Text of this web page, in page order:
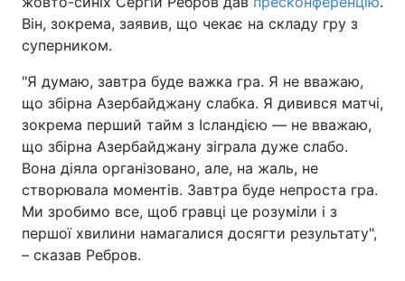
Він, зокрема, заявив, що чекає на складу гру з
суперником.
"Я думаю, завтра буде важка гра. Я не вважаю,
що збірна Азербайджану слабка. Я дивився матчі,
зокрема перший тайм з Ісландією — не вважаю,
що збірна Азербайджану зіграла дуже слабо.
Вона діяла організовано, але, на жаль, не
створювала моментів. Завтра буде непроста гра.
Ми зробимо все, щоб гравці це розуміли і з
першої хвилини намагалися досягти результату",
– сказав Ребров.